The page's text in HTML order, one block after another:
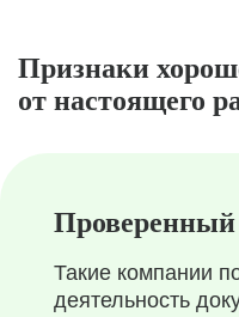
Признаки
от настоящего
Проверенный
Такие компании
деятельность